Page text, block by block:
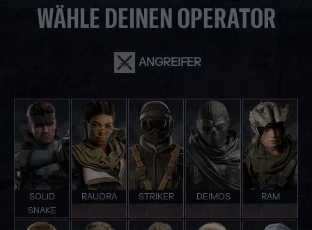
WÄHLE DEINEN OPERATOR
ANGREIFER
SOLID
SNAKE
RAUORA STRIKER DEIMOS RAM